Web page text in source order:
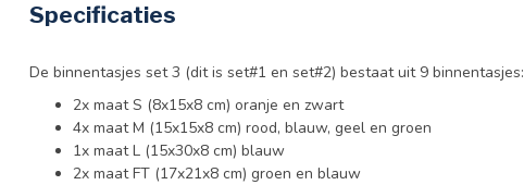
Specificaties
De binnentasjes set 3 (dit is set#1 en set#2) bestaat uit 9 binnentasjes:
2x maat S (8x15x8 cm) oranje en zwart
4x maat M (15x15x8 cm) rood, blauw, geel en groen
1x maat L (15x30x8 cm) blauw
2x maat FT (17x21x8 cm) groen en blauw